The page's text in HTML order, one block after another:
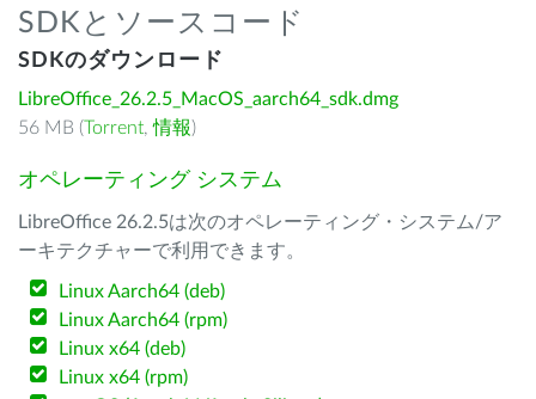
SDKとソースコード
SDKのダウンロード
LibreOffice_26.2.5_MacOS_aarch64_sdk.dmg
56 MB (Torrent,情報)
オペレーティング システム
LibreOffice 26.2.5は次のオペレーティング・システム/ア
ーキテクチャーで利用できます。
Linux Aarch64 (deb)
Linux Aarch64 (rpm)
Linux x64 (deb)
Linux x64 (rpm)